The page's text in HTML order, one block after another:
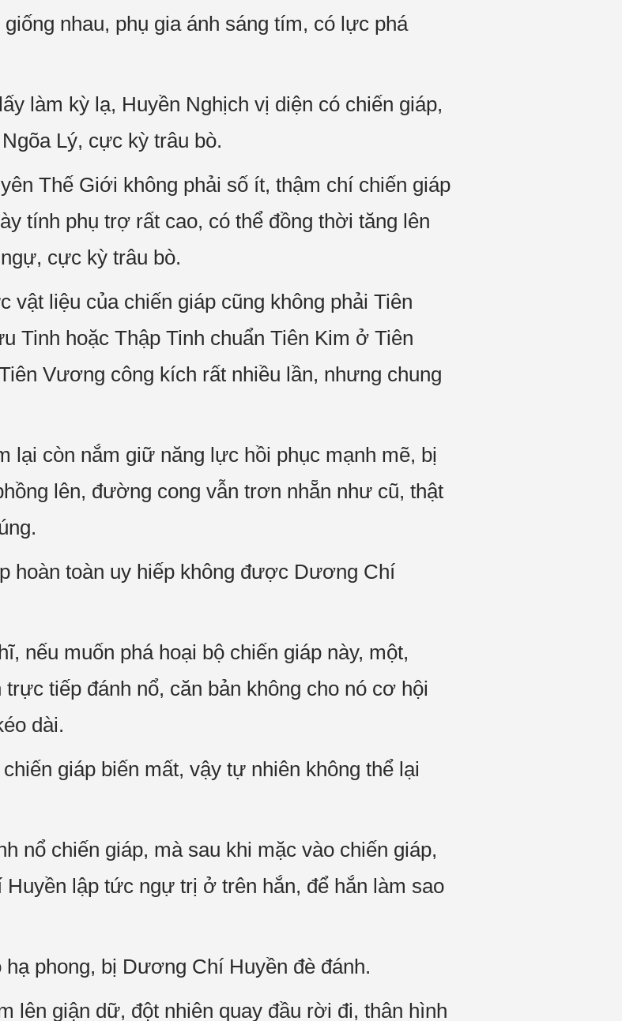
nhau, phụ gia ánh sáng tím, có lực phá
làm kỳ lạ, Huyền Nghịch vị diện có chiến giáp,
Lý, cực kỳ trâu bò.
Thế Giới không phải số ít, thậm chí chiến giáp
tính phụ trợ rất cao, có thể đồng thời tăng lên
cực kỳ trâu bò.
vật liệu của chiến giáp cũng không phải Tiên
Tinh hoặc Thập Tinh chuẩn Tiên Kim ở Tiên
Vương công kích rất nhiều lần, nhưng chung
lại còn nắm giữ năng lực hồi phục mạnh mẽ, bị
lên, đường cong vẫn trơn nhẵn như cũ, thật
hoàn toàn uy hiếp không được Dương Chí
nếu muốn phá hoại bộ chiến giáp này, một,
tiếp đánh nổ, căn bản không cho nó cơ hội
dài.
giáp biến mất, vậy tự nhiên không thể lại
nổ chiến giáp, mà sau khi mặc vào chiến giáp,
lập tức ngự trị ở trên hắn, để hắn làm sao
phong, bị Dương Chí Huyền đè đánh.
lên giận dữ, đột nhiên quay đầu rời đi, thân hình